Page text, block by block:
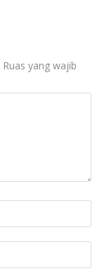
Ruas yang wajib